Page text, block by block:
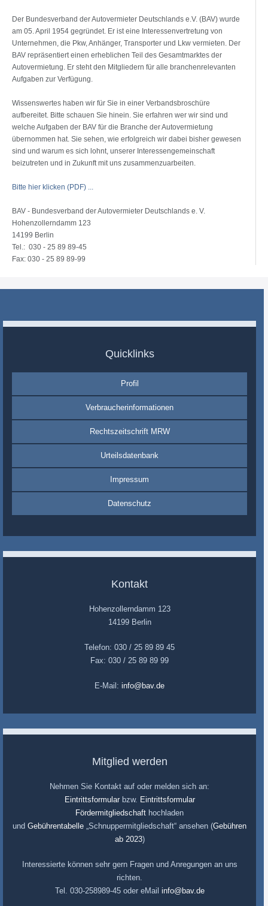
Der Bundesverband der Autovermieter Deutschlands e.V. (BAV) wurde
am 05. April 1954 gegründet. Er ist eine Interessenvertretung von
Unternehmen, die Pkw, Anhänger, Transporter und Lkw vermieten. Der
BAV repräsentiert einen erheblichen Teil des Gesamtmarktes der
Autovermietung. Er steht den Mitgliedern für alle branchenrelevanten
Aufgaben zur Verfügung.
Wissenswertes haben wir für Sie in einer Verbandsbroschüre
aufbereitet. Bitte schauen Sie hinein. Sie erfahren wer wir sind und
welche Aufgaben der BAV für die Branche der Autovermietung
übernommen hat. Sie sehen, wie erfolgreich wir dabei bisher gewesen
sind und warum es sich lohnt, unserer Interessengemeinschaft
beizutreten und in Zukunft mit uns zusammenzuarbeiten.
Bitte hier klicken (PDF) ...
BAV - Bundesverband der Autovermieter Deutschlands e. V.
Hohenzollerndamm 123
14199 Berlin
Tel.: 030 - 25 89 89-45
Fax: 030 - 25 89 89-99
Quicklinks
Profil
Verbraucherinformationen
Rechtszeitschrift MRW
Urteilsdatenbank
Impressum
Datenschutz
Kontakt
Hohenzollerndamm 123
14199 Berlin
Telefon: 030 / 25 89 89 45
Fax: 030 / 25 89 89 99
E-Mail: info@bav.de
Mitglied werden
Nehmen Sie Kontakt auf oder melden sich an:
Eintrittsformularbzw. Eintrittsformular
Fördermitgliedschaft hochladen
und Gebührentabelle „Schnuppermitgliedschaft“ ansehen (Gebühren
ab 2023)
Interessierte können sehr gern Fragen und Anregungen an uns
richten.
Tel. 030-258989-45 oder eMail info@bav.de